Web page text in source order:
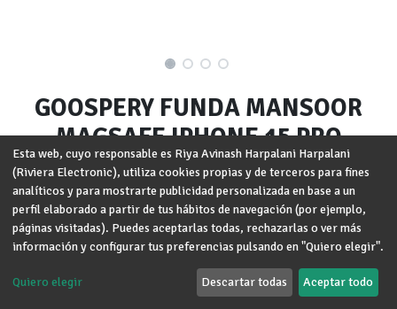
GOOSPERY FUNDA MANSOOR
MAGSAFE IPHONE 15 PRO
MARRON
Marca:GOOSPERY
Modelo:iPhone 15 Pro
Garantía de devolución de 30 días
Esta web, cuyo responsable es Riya Avinash Harpalani Harpalani
(Riviera Electronic), utiliza cookies propias y de terceros para fines
analíticos y para mostrarte publicidad personalizada en base a un
perfil elaborado a partir de tus hábitos de navegación (por ejemplo,
páginas visitadas). Puedes aceptarlas todas, rechazarlas o ver más
información y configurar tus preferencias pulsando en "Quiero elegir".
Quiero elegir Descartar todas Aceptar todo